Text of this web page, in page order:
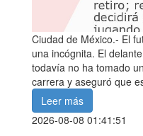
Ciudad de México.- El
una incógnita. El
todavía no ha tomado
carrera y aseguró que
Leer más
2026-08-08 01:41:51